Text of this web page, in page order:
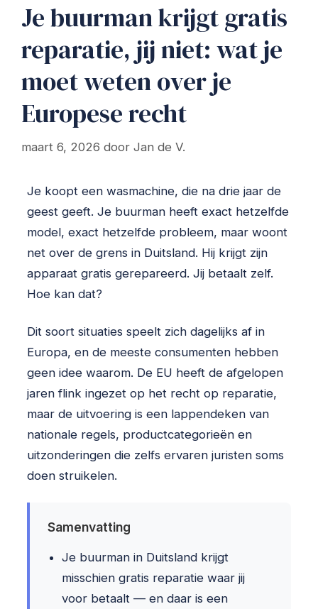
Je buurman krijgt gratis
reparatie, jij niet: wat je
moet weten over je
Europese recht
maart 6, 2026 door Jan de V.
Je koopt een wasmachine, die na drie jaar de
geest geeft. Je buurman heeft exact hetzelfde
model, exact hetzelfde probleem, maar woont
net over de grens in Duitsland. Hij krijgt zijn
apparaat gratis gerepareerd. Jij betaalt zelf.
Hoe kan dat?
Dit soort situaties speelt zich dagelijks af in
Europa, en de meeste consumenten hebben
geen idee waarom. De EU heeft de afgelopen
jaren flink ingezet op het recht op reparatie,
maar de uitvoering is een lappendeken van
nationale regels, productcategorieën en
uitzonderingen die zelfs ervaren juristen soms
doen struikelen.
Samenvatting
Je buurman in Duitsland krijgt
misschien gratis reparatie waar jij
voor betaalt — en daar is een